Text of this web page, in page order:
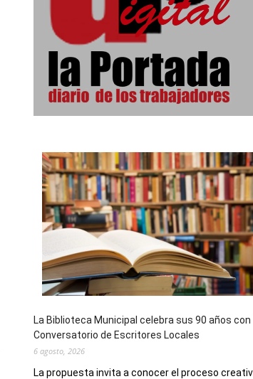
La Biblioteca Municipal celebra sus 90 años con
Conversatorio de Escritores Locales
6 agosto, 2026
La propuesta invita a conocer el proceso